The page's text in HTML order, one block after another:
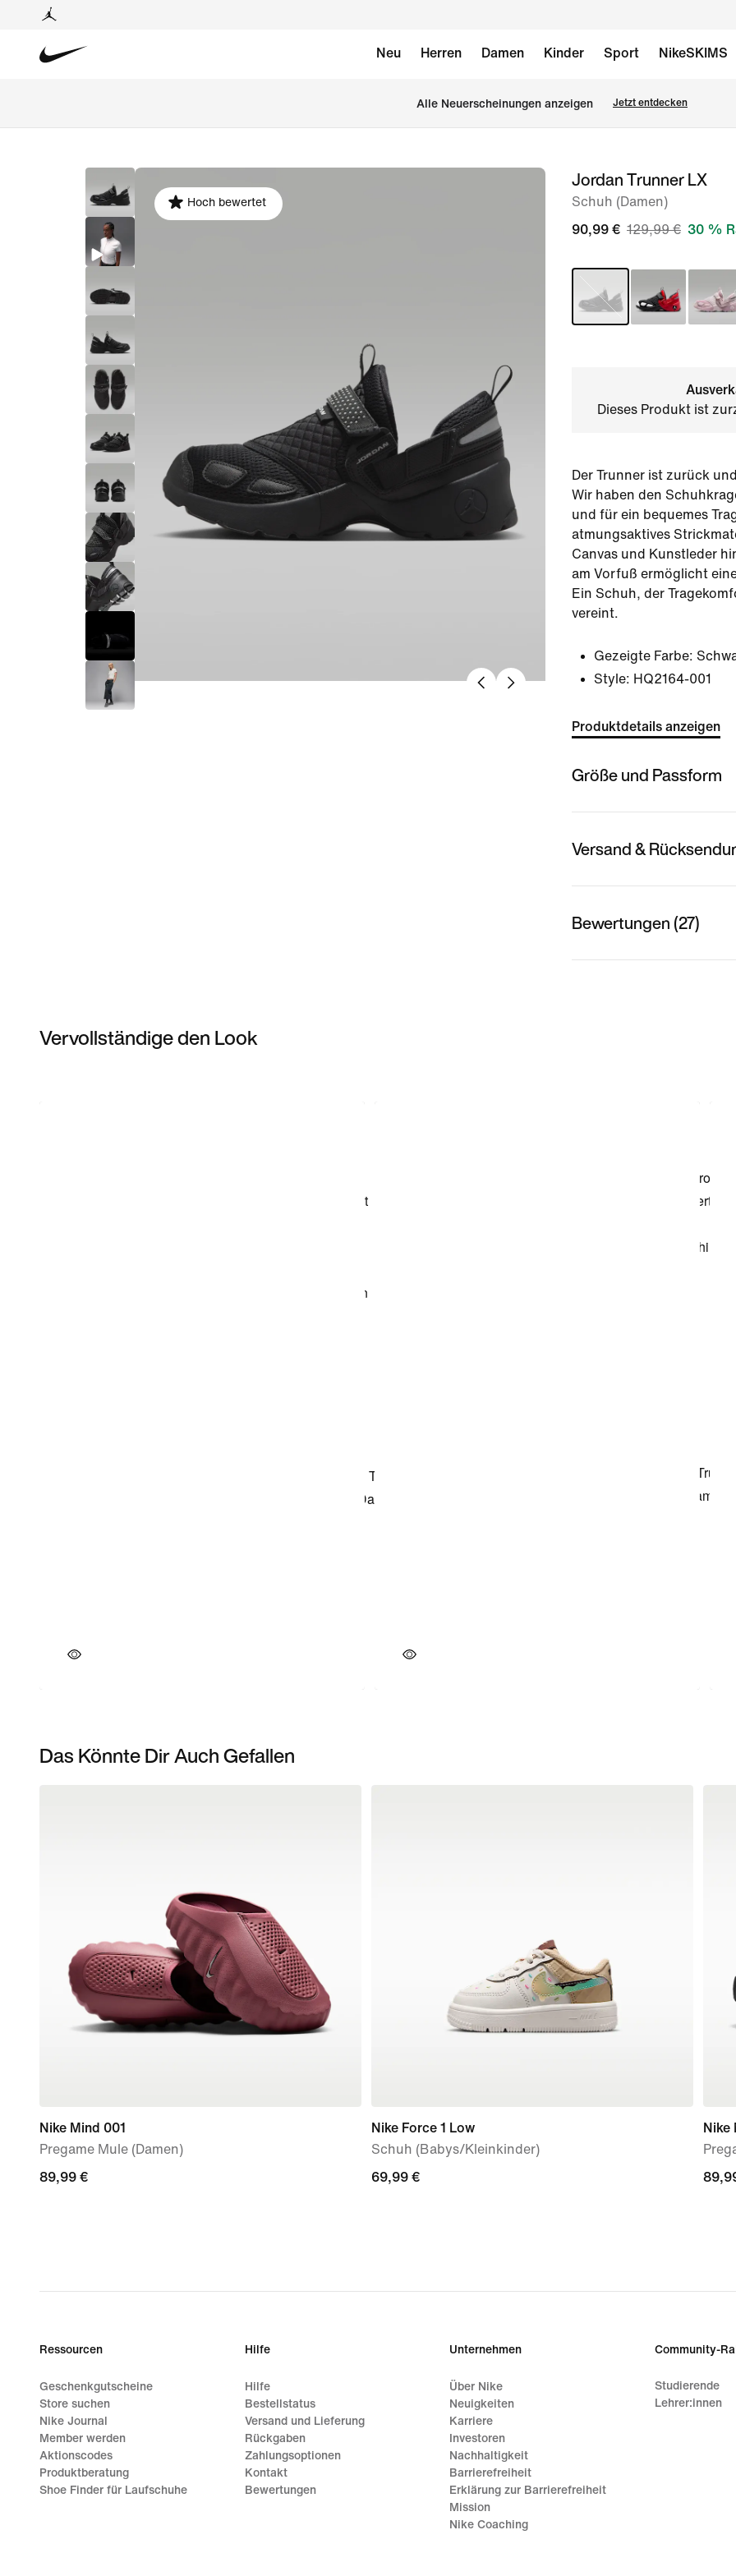
Neu Herren Damen Kinder Sport NikeSKIMS
Alle Neuerscheinungen anzeigen Jetzt entdecken
Bild 1
Hoch bewertet
Jordan Trunner LX
Schuh (Damen)
90,99 € 129,99 € 30 %
Dieses Produkt ist
Der Trunner ist zurück
Wir haben den
und für ein bequemes
atmungsaktives
Canvas und Kunstleder
am Vorfuß ermöglicht
Ein Schuh, der
vereint.
Gezeigte Farbe:
Style: HQ2164-001
Produktdetails anzeigen
Größe und Passform
Versand &
Bewertungen (27)
Vervollständige den Look
Das Könnte Dir Auch Gefallen
Nike Mind 001
Pregame Mule (Damen)
89,99 €
89,99 €
Nike Force 1 Low
Schuh (Babys/Kleinkinder)
69,99 €
69,99 €
Nike
Ressourcen
Geschenkgutscheine
Store suchen
Nike Journal
Member werden
Aktionscodes
Produktberatung
Shoe Finder für Laufschuhe
Hilfe
Hilfe
Bestellstatus
Versand und Lieferung
Rückgaben
Zahlungsoptionen
Kontakt
Bewertungen
Unternehmen
Über Nike
Neuigkeiten
Karriere
Investoren
Nachhaltigkeit
Barrierefreiheit
Erklärung zur Barrierefreiheit
Mission
Nike Coaching
Community-
Studierende
Lehrer:innen